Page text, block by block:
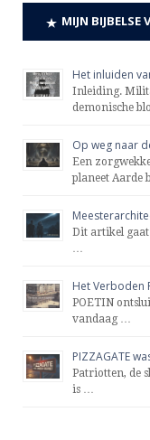
MIJN BIJBELSE
Het inluiden
Inleiding.
demonische
Op weg naar
Een
planeet Aarde
Dit artikel gaat
Het Verboden
POETIN
vandaag …
PIZZAGATE
Patriotten, de
is …